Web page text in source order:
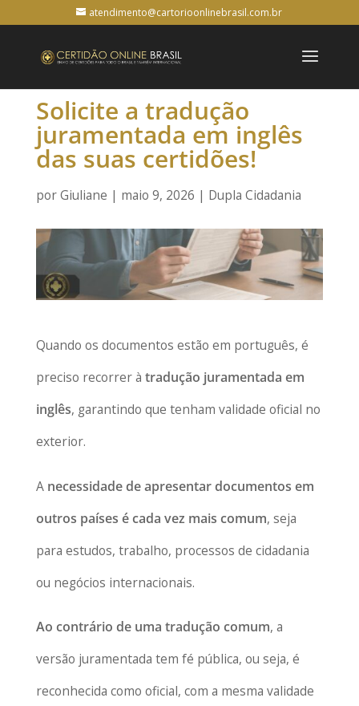
atendimento@cartorioonlinebrasil.com.br
Solicite a tradução
juramentada em inglês
das suas certidões!
porGiuliane | maio 9, 2026 | Dupla Cidadania
Quando os documentos estão em português, é
preciso recorrer à tradução juramentada em
inglês, garantindo que tenham validade oficial no
exterior.
A necessidade de apresentar documentos em
outros países é cada vez mais comum, seja
para estudos, trabalho, processos de cidadania
ou negócios internacionais.
Ao contrário de uma tradução comum, a
versão juramentada tem fé pública, ou seja, é
reconhecida como oficial, com a mesma validade